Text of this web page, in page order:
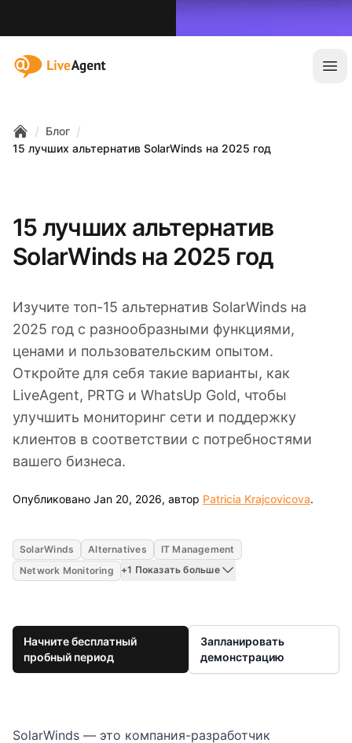
:site.title
Home
/ Блог /
15 лучших альтернатив SolarWinds на 2025 год
15 лучших альтернатив
SolarWinds на 2025 год
Изучите топ-15 альтернатив SolarWinds на
2025 год с разнообразными функциями,
ценами и пользовательским опытом.
Откройте для себя такие варианты, как
LiveAgent, PRTG и WhatsUp Gold, чтобы
улучшить мониторинг сети и поддержку
клиентов в соответствии с потребностями
вашего бизнеса.
Опубликовано Jan 20, 2026, автор Patricia Krajcovicova.
SolarWinds Alternatives
IT Management
Network Monitoring
+1 Показать больше
Начните бесплатный
пробный период
Запланировать
демонстрацию
SolarWinds — это компания-разработчик